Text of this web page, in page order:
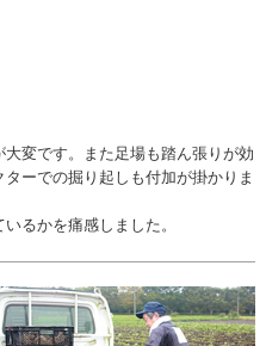
変です。また足場も踏ん張りが効
ーでの掘り起しも付加が掛かりま
るかを痛感しました。